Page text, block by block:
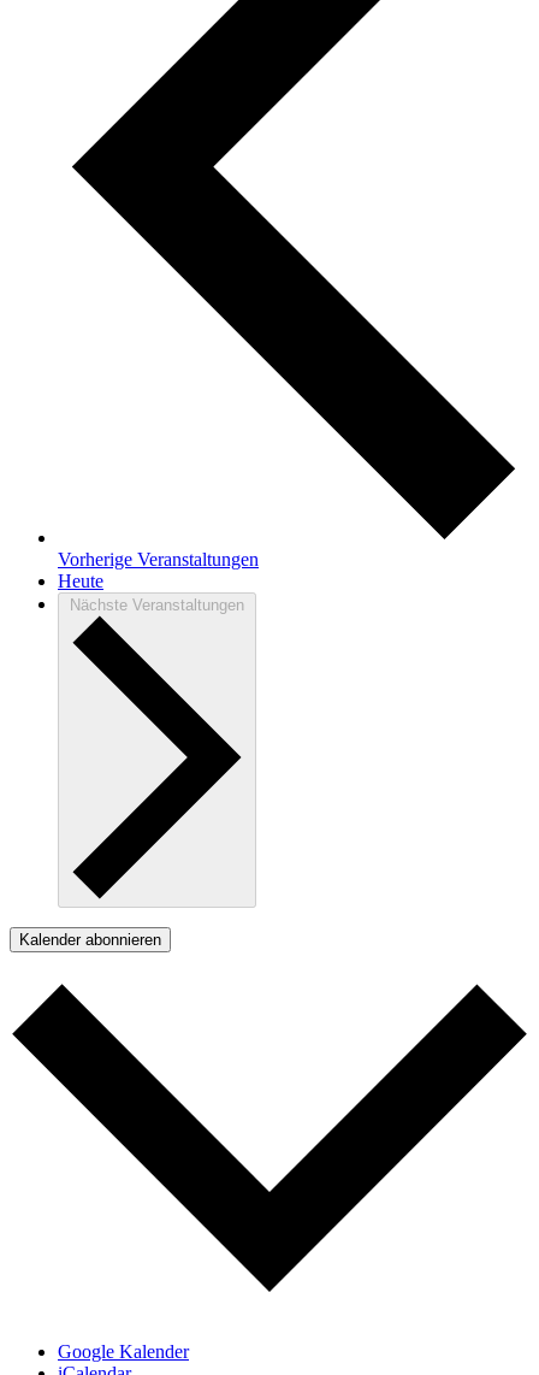
Vorherige Veranstaltungen
Heute
Nächste Veranstaltungen
Kalender abonnieren
Google Kalender